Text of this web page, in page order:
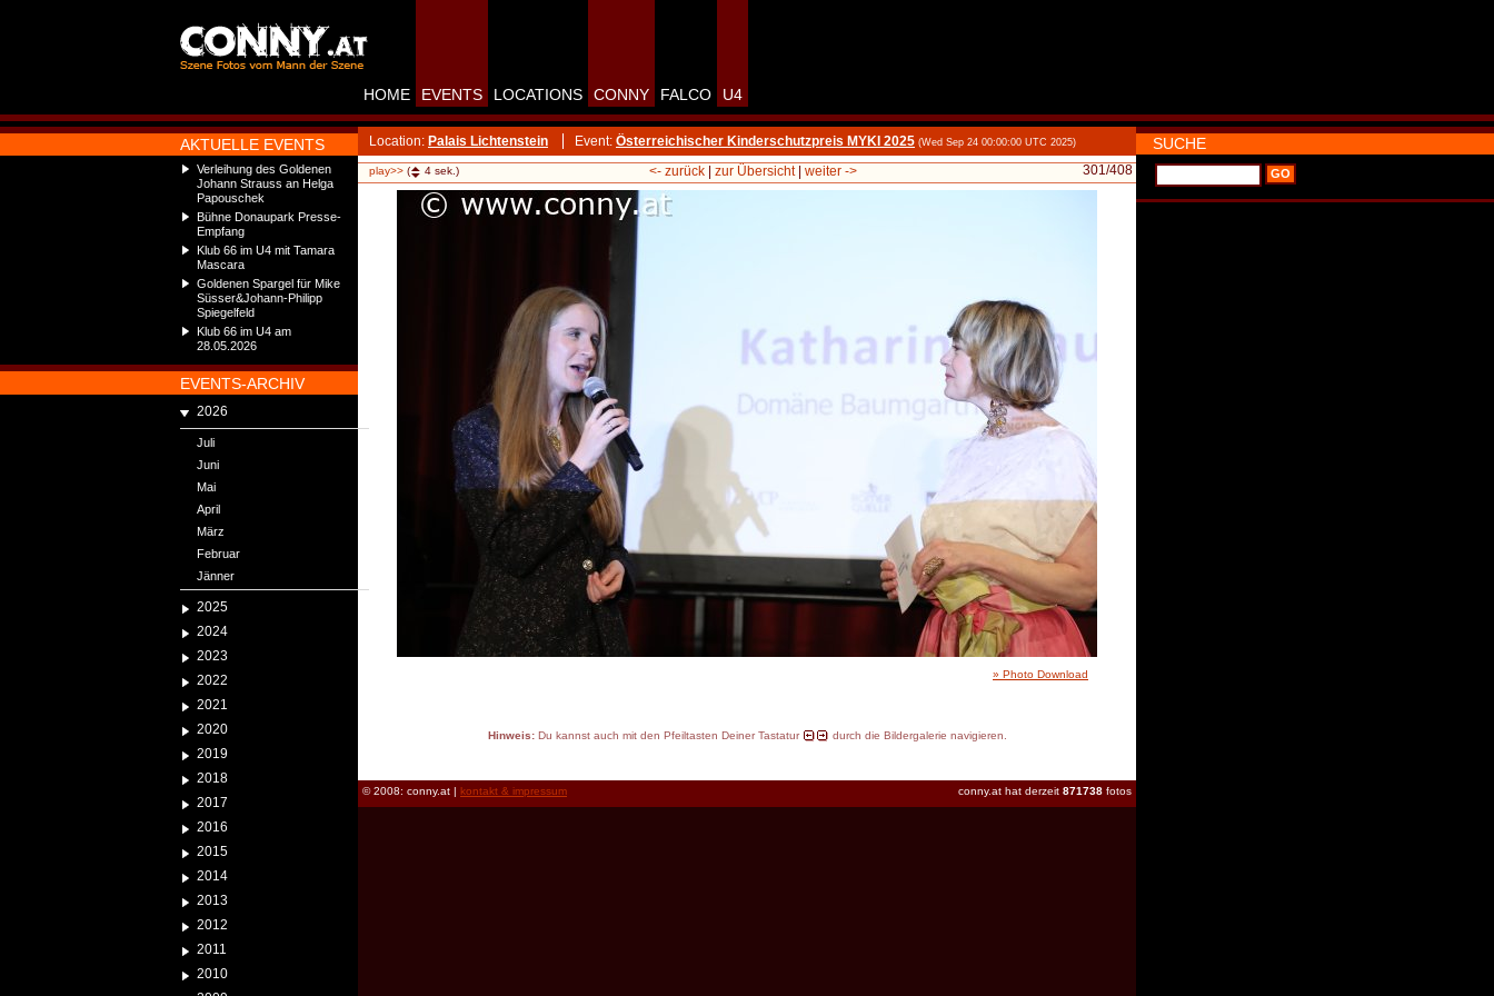
AKTUELLE EVENTS
Verleihung des Goldenen
Johann Strauss an Helga
Papouschek
Bühne Donaupark Presse-
Empfang
Klub 66 im U4 mit Tamara
Mascara
Goldenen Spargel für Mike
Süsser&Johann-Philipp
Spiegelfeld
Klub 66 im U4 am
28.05.2026
EVENTS-ARCHIV
2026
Juli
Juni
Mai
April
März
Februar
Jänner
2025
2024
2023
2022
2021
2020
2019
2018
2017
2016
2015
2014
2013
2012
2011
2010
HOME EVENTS LOCATIONS CONNY FALCO U4
Location: Palais Lichtenstein Event: Österreichischer Kinderschutzpreis MYKI 2025 (Wed Sep 24 00:00:00 UTC 2025)
play>> ( 4 sek.) 301/408
<- zurück| zur Übersicht| weiter ->
» Photo Download
Hinweis:Du kannst auch mit den Pfeiltasten Deiner Tastatur durch die Bildergalerie navigieren.
conny.at hat derzeit 871738 fotos
© 2008: conny.at | kontakt & impressum
SUCHE